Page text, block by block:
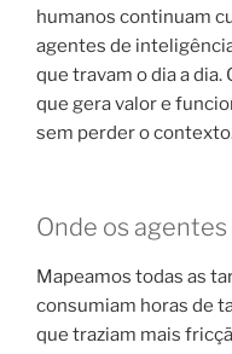
humanos continuam
agentes de
que travam o dia a
que gera valor e
sem perder o
Onde os
Mapeamos todas as
consumiam horas de
que traziam mais